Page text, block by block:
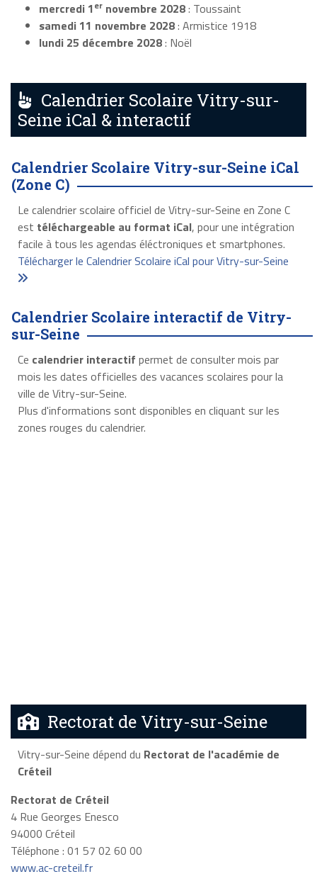
mercredi 1er novembre 2028: Toussaint
samedi 11 novembre 2028: Armistice 1918
lundi 25 décembre 2028: Noël
Calendrier Scolaire Vitry-sur-
Seine iCal & interactif
Calendrier Scolaire Vitry-sur-Seine iCal
(Zone C)
Le calendrier scolaire officiel de Vitry-sur-Seine en Zone C
est téléchargeable au format iCal, pour une intégration
facile à tous les agendas éléctroniques et smartphones.
Télécharger le Calendrier Scolaire iCal pour Vitry-sur-Seine
Calendrier Scolaire interactif de Vitry-
sur-Seine
Ce calendrier interactif permet de consulter mois par
mois les dates officielles des vacances scolaires pour la
ville de Vitry-sur-Seine.
Plus d'informations sont disponibles en cliquant sur les
zones rouges du calendrier.
Rectorat de Vitry-sur-Seine
Vitry-sur-Seine dépend du Rectorat de l'académie de
Créteil
Rectorat de Créteil
4 Rue Georges Enesco
94000 Créteil
Téléphone : 01 57 02 60 00
www.ac-creteil.fr